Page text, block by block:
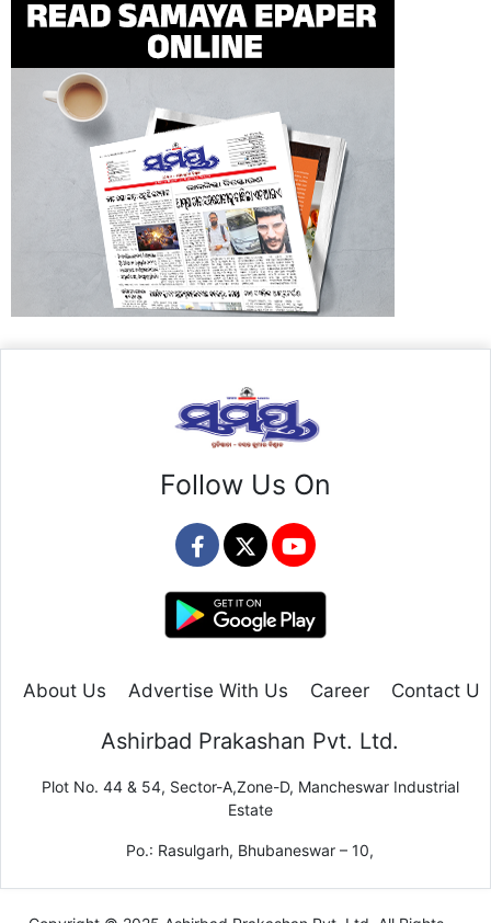
Follow Us On
About Us Advertise With Us Career Contact Us
Ashirbad Prakashan Pvt. Ltd.
Plot No. 44 & 54, Sector-A,Zone-D, Mancheswar Industrial
Estate
Po.: Rasulgarh, Bhubaneswar – 10,